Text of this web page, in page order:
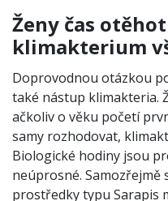
Ženy čas
klimakterium
Doprovodnou otázkou
také nástup klimakteria.
ačkoliv o věku početí
samy rozhodovat,
Biologické hodiny jsou
neúprosné.
prostředky typu Sarapis